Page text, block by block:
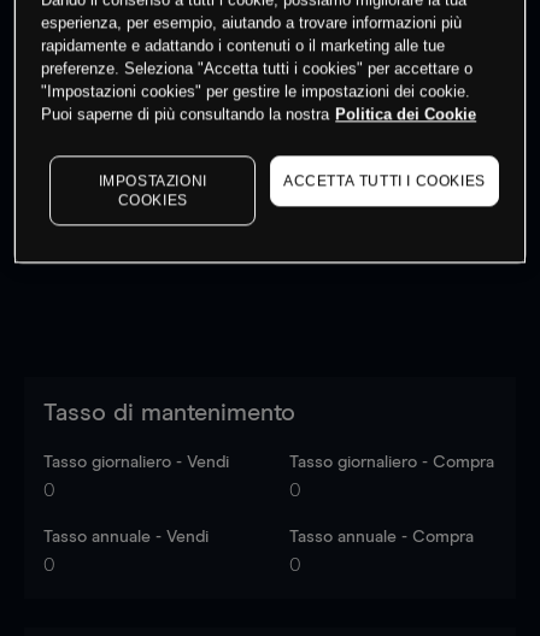
Fai trading
I prezzi sono solo indicativi. Accediper vedere gli ultimi
dati di mercato
to see latest market data
Tasso di mantenimento
Tasso giornaliero - Vendi
0
Tasso giornaliero - Compra
0
Tasso annuale - Vendi
0
Tasso annuale - Compra
0
esperienza, per esempio, aiutando a trovare informazioni più
rapidamente e adattando i contenuti o il marketing alle tue
preferenze. Seleziona "Accetta tutti i cookies" per accettare o
"Impostazioni cookies" per gestire le impostazioni dei cookie.
Puoi saperne di più consultando la nostra Politica dei Cookie
IMPOSTAZIONI
COOKIES
ACCETTA TUTTI I COOKIES